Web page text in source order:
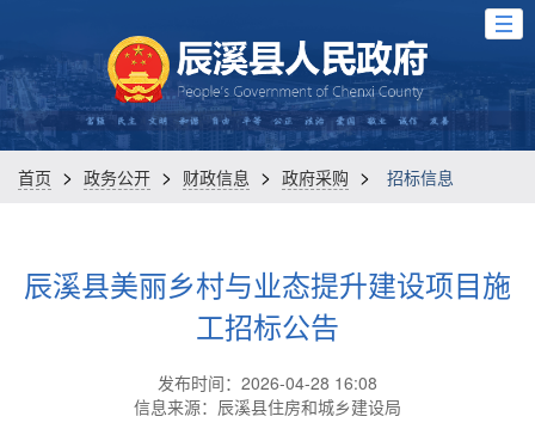
首页 > 政务公开 > 财政信息 > 政府采购 > 招标信息
辰溪县美丽乡村与业态提升建设项目施
工招标公告
发布时间：2026-04-28 16:08
信息来源：辰溪县住房和城乡建设局